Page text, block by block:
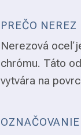
PREČO
Nerezová oceľ
chrómu. Táto
vytvára na